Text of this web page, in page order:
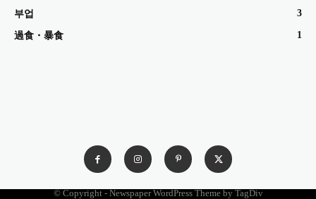
부업 3
過食・暴食 1
© Copyright - Newspaper WordPress Theme by TagDiv